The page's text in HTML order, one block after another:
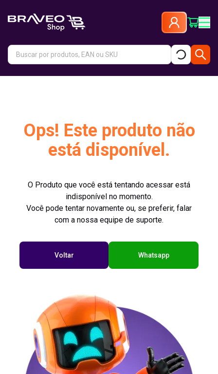
Ops! Este produto não
está disponível.
O Produto que você está tentando acessar está
indisponível no momento.
Você pode tentar novamente ou, se preferir, falar
com a nossa equipe de suporte.
Voltar Whatsapp